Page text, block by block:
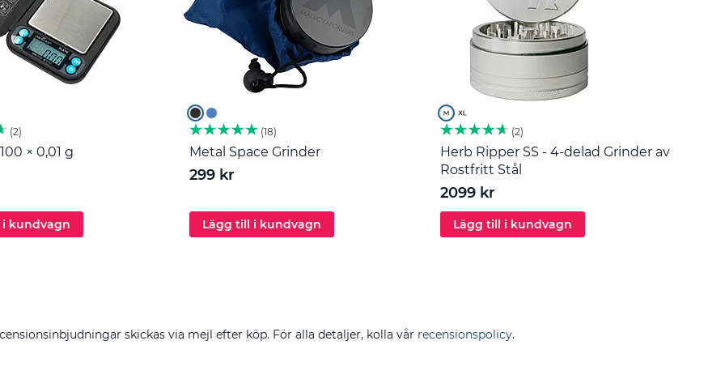
2
× 0,01 g
kundvagn
18
Metal Space Grinder
299 kr
Lägg till i kundvagn
2
Herb Ripper SS - 4-delad Grinder av
Rostfritt Stål
2099 kr
Lägg till i kundvagn
skickas via mejl efter köp. För alla detaljer, kolla vår recensionspolicy.